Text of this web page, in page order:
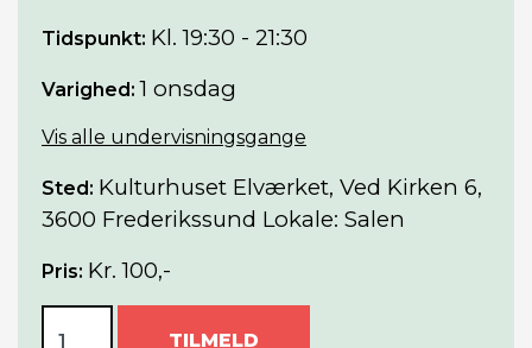
Tidspunkt: Kl. 19:30 - 21:30
Varighed: 1 onsdag
Vis alle undervisningsgange
Sted: Kulturhuset Elværket, Ved Kirken 6,
3600 Frederikssund Lokale: Salen
Pris: Kr. 100,-
TILMELD